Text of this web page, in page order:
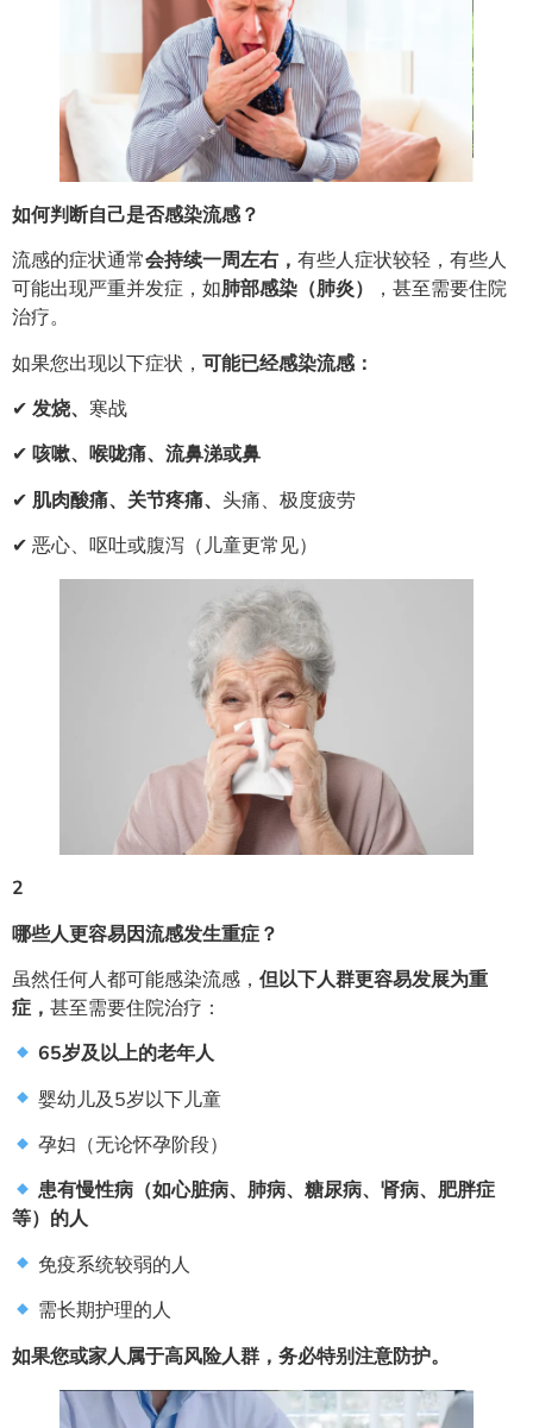
如何判断自己是否感染流感？
流感的症状通常会持续一周左右， 有些人症状较轻，有些人
可能出现严重并发症，如肺部感染（肺炎）
，甚至需要住院
治疗。
如果您出现以下症状， 可能已经感染流感：
✔ 发烧、 寒战
✔ 咳嗽、喉咙痛、流鼻涕或鼻
✔ 肌肉酸痛、关节疼痛、 头痛、极度疲劳
✔ 恶心、呕吐或腹泻（儿童更常见）
2
哪些人更容易因流感发生重症？
虽然任何人都可能感染流感， 但以下人群更容易发展为重
症， 甚至需要住院治疗：
65岁及以上的老年人
婴幼儿及5岁以下儿童
孕妇（无论怀孕阶段）
患有慢性病（如心脏病、肺病、糖尿病、肾病、肥胖症
等）的人
免疫系统较弱的人
需长期护理的人
如果您或家人属于高风险人群，务必特别注意防护。